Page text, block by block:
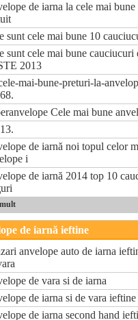
de iarna la cele mai
sunt cele mai bune 10
sunt cele mai bune cauciucuri
2013
mai-bune-preturi-la-
Cele mai bune
de iarnă noi topul celor
i
de iarnă 2014 top 10
de iarnă ieftine
anvelope auto de iarna
de vara si de iarna
de iarna si de vara ieftine
de iarna second hand